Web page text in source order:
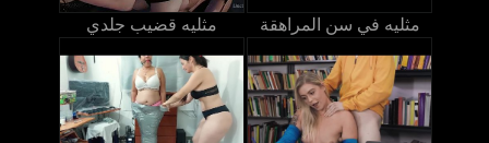
مثليه قضيب جلدي مثليه في سن المراهقة